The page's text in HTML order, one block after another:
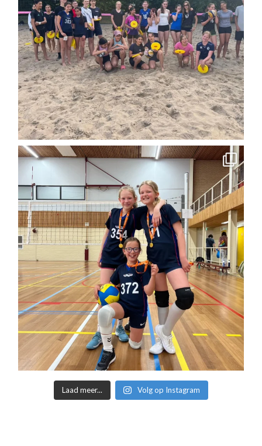
Laad meer... Volg op Instagram